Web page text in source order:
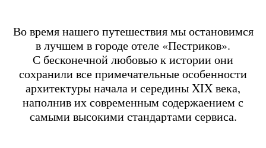
Во время нашего путешествия мы остановимся
в лучшем в городе отеле «Пестриков».
С бесконечной любовью к истории они
сохранили все примечательные особенности
архитектуры начала и середины XIX века,
наполнив их современным содержаением с
самыми высокими стандартами сервиса.